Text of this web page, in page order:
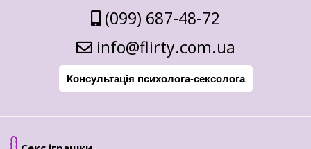
(099) 687-48-72
info@flirty.com.ua
Консультація психолога-сексолога